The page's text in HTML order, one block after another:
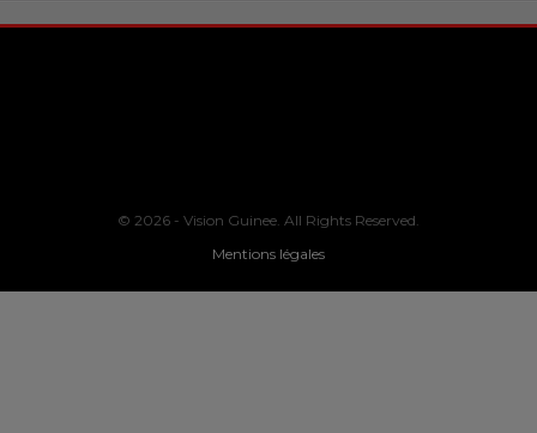
© 2026 - Vision Guinee. All Rights Reserved.
Mentions légales